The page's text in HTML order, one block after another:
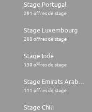
Stage Portugal
291 offres de stage
Stage Luxembourg
208 offres de stage
Stage Inde
130 offres de stage
111 offres de stage
Stage Chili